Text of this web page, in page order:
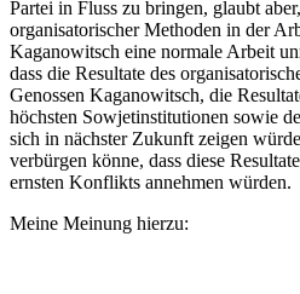
Partei in Fluss zu bringen, glaubt
organisatorischer Methoden in der
Kaganowitsch eine normale Arbeit
dass die Resultate des
Genossen Kaganowitsch, die
höchsten Sowjetinstitutionen sowie
sich in nächster Zukunft zeigen
verbürgen könne, dass diese
ernsten Konflikts annehmen würden.
Meine Meinung hierzu: